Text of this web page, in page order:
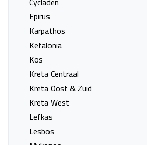
Epirus
Karpathos
Kefalonia
Kos
Kreta Centraal
Kreta Oost & Zuid
Kreta West
Lefkas
Lesbos